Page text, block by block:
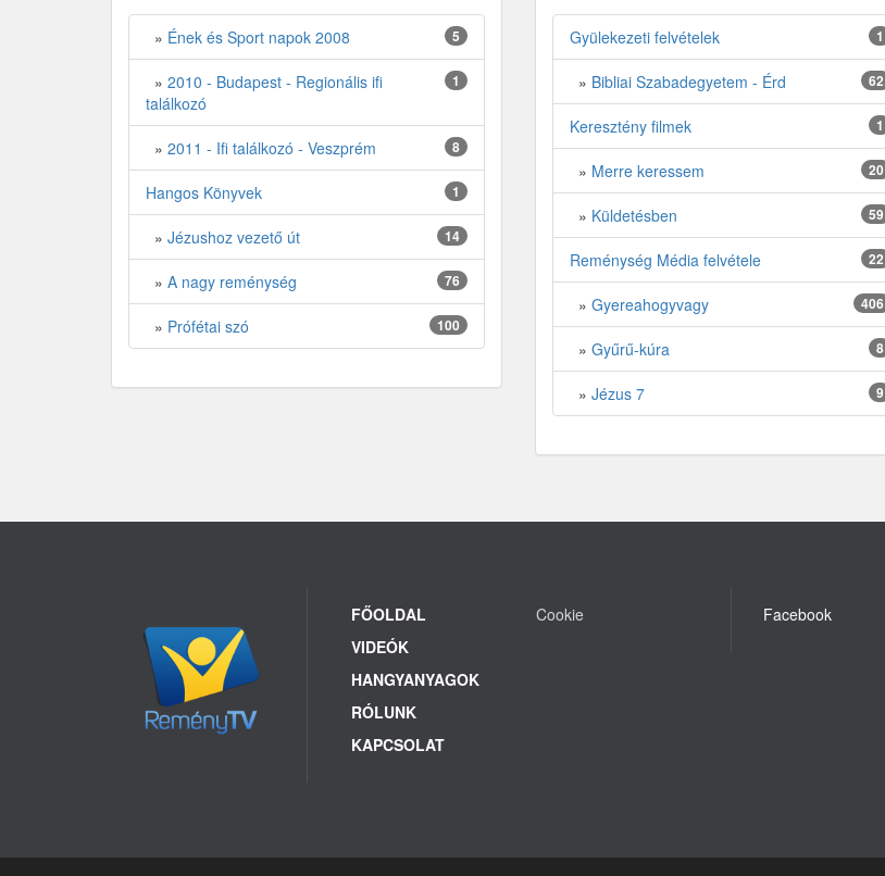
5
» Ének és Sport napok 2008
1
» 2010 - Budapest - Regionális ifi
találkozó
8
» 2011 - Ifi találkozó - Veszprém
1
Hangos Könyvek
14
» Jézushoz vezető út
76
» A nagy reménység
100
» Prófétai szó
1
Gyülekezeti felvételek
62
» Bibliai Szabadegyetem - Érd
1
Keresztény filmek
20
» Merre keressem
59
» Küldetésben
22
Reménység Média felvétele
406
» Gyereahogyvagy
8
» Gyűrű-kúra
9
» Jézus 7
FŐOLDAL
VIDEÓK
HANGYANYAGOK
RÓLUNK
KAPCSOLAT
Cookie Facebook